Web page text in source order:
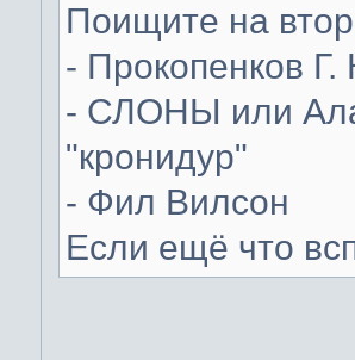
Поищите на
- Прокопенков Г.
- СЛОНЫ или
"кронидур"
- Фил Вилсон
Если ещё что